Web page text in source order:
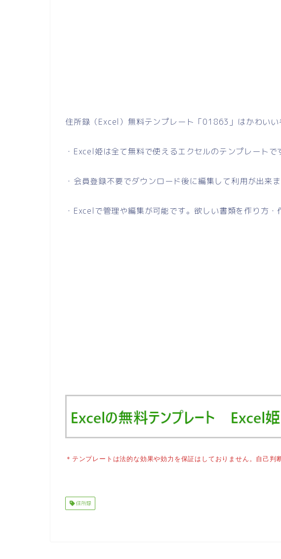
住所録（Excel）無料テンプレート「01863」はかわいい
・Excel姫は全て無料で使えるエクセルのテンプレートで
・会員登録不要でダウンロード後に編集して利用が出来ま
・Excelで管理や編集が可能です。欲しい書類を作り方・
＊テンプレートは法的な効果や効力を保証はしておりません。自己判
住所録